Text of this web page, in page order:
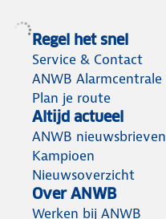
Regel het snel
Service & Contact
ANWB Alarmcentrale
Plan je route
Altijd actueel
ANWB nieuwsbrieven
Kampioen
Nieuwsoverzicht
Over ANWB
Werken bij ANWB